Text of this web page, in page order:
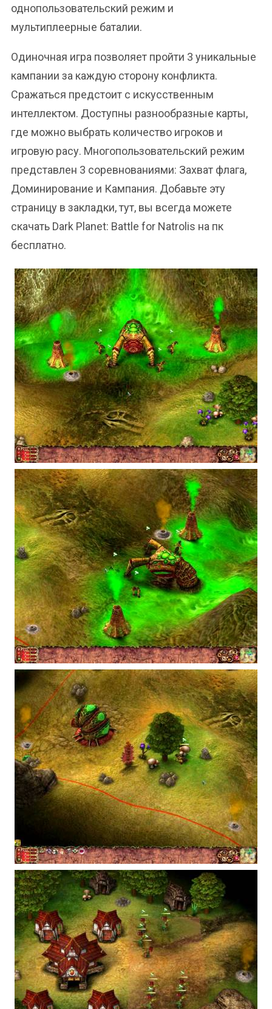
однопользовательский режим и
мультиплеерные баталии.
Одиночная игра позволяет пройти 3 уникальные
кампании за каждую сторону конфликта.
Сражаться предстоит с искусственным
интеллектом. Доступны разнообразные карты,
где можно выбрать количество игроков и
игровую расу. Многопользовательский режим
представлен 3 соревнованиями: Захват флага,
Доминирование и Кампания. Добавьте эту
страницу в закладки, тут, вы всегда можете
скачать Dark Planet: Battle for Natrolis на пк
бесплатно.